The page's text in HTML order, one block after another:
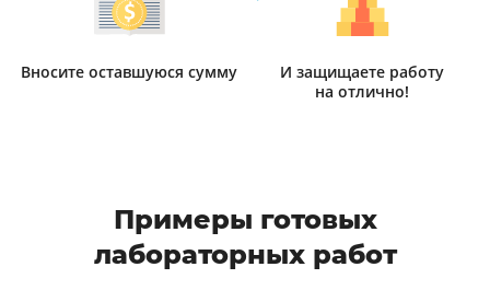
Вносите оставшуюся сумму
И защищаете работу
на отлично!
Примеры готовых
лабораторных работ